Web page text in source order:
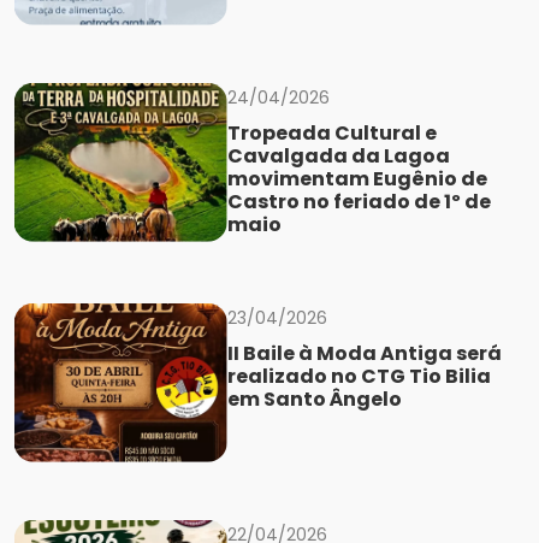
24/04/2026
Tropeada Cultural e
Cavalgada da Lagoa
movimentam Eugênio de
Castro no feriado de 1º de
maio
23/04/2026
II Baile à Moda Antiga será
realizado no CTG Tio Bilia
em Santo Ângelo
22/04/2026